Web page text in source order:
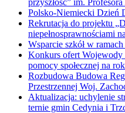
Polsko-Niemiecki Dzień
Rekrutacja do projektu
niepełnosprawnościami
Wsparcie szkół w
Konkurs ofert Wojewody
pomocy społecznej na
Rozbudowa Budowa
Przestrzennej Woj.
Aktualizacja: uchylenie
ternie gmin Cedynia i